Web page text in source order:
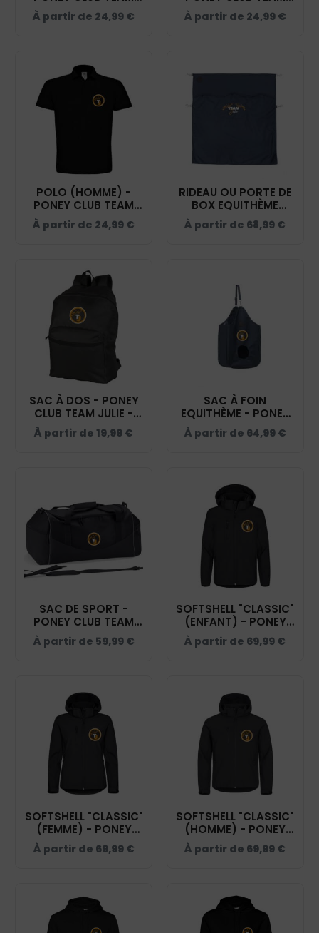
JULIE - NOIR -
BCK424
À partir de 24,99 €
JULIE - NOIR - BCI1F
À partir de 24,99 €
POLO (HOMME) -
PONEY CLUB TEAM
JULIE - NOIR - BCID1
À partir de 24,99 €
RIDEAU OU PORTE DE
BOX EQUITHÈME
PREMIUM - PONEY
CLUB TEAM JULIE -
À partir de 68,99 €
SAC À DOS - PONEY
CLUB TEAM JULIE -
NOIR - BM903
À partir de 19,99 €
SAC À FOIN
EQUITHÈME - PONEY
CLUB TEAM JULIE -
NAVY - 938040
À partir de 64,99 €
SAC DE SPORT -
PONEY CLUB TEAM
JULIE - NOIR - QD70S
À partir de 59,99 €
SOFTSHELL "CLASSIC"
(ENFANT) - PONEY
CLUB TEAM JULIE -
NOIR - 0200909
À partir de 69,99 €
SOFTSHELL "CLASSIC"
(FEMME) - PONEY
CLUB TEAM JULIE -
NOIR - 0200917
À partir de 69,99 €
SOFTSHELL "CLASSIC"
(HOMME) - PONEY
CLUB TEAM JULIE -
NOIR - 0200912
À partir de 69,99 €